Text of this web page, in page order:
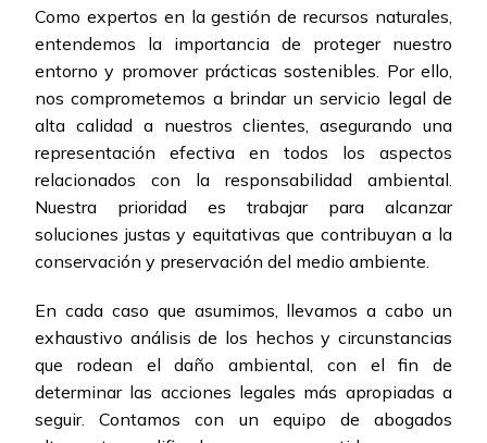
Como expertos en la gestión de recursos naturales,
entendemos la importancia de proteger nuestro
entorno y promover prácticas sostenibles. Por ello,
nos comprometemos a brindar un servicio legal de
alta calidad a nuestros clientes, asegurando una
representación efectiva en todos los aspectos
relacionados con la responsabilidad ambiental.
Nuestra prioridad es trabajar para alcanzar
soluciones justas y equitativas que contribuyan a la
conservación y preservación del medio ambiente.
En cada caso que asumimos, llevamos a cabo un
exhaustivo análisis de los hechos y circunstancias
que rodean el daño ambiental, con el fin de
determinar las acciones legales más apropiadas a
seguir. Contamos con un equipo de abogados